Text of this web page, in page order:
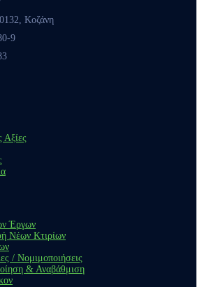
Κοζάνη
9
Αξίες
Έργων
Νέων Κτιρίων
/ Νομιμοποιήσεις
& Αναβάθμιση